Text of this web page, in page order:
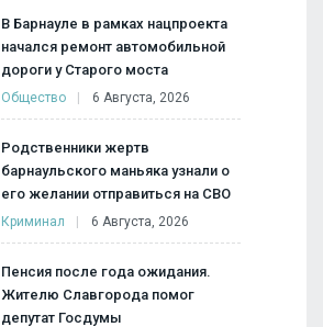
В Барнауле в рамках нацпроекта
начался ремонт автомобильной
дороги у Старого моста
Общество 6 Августа, 2026
Родственники жертв
барнаульского маньяка узнали о
его желании отправиться на СВО
Криминал 6 Августа, 2026
Пенсия после года ожидания.
Жителю Славгорода помог
депутат Госдумы